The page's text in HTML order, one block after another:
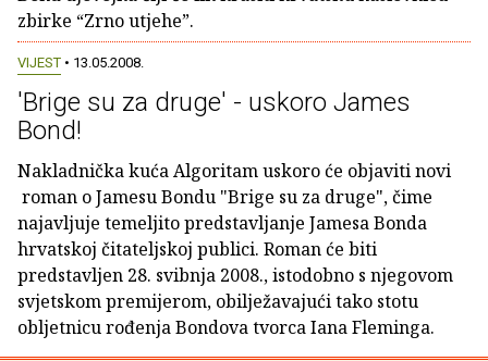
zbirke “Zrno utjehe”.
VIJEST • 13.05.2008.
'Brige su za druge' - uskoro James
Bond!
Nakladnička kuća Algoritam uskoro će objaviti novi
roman o Jamesu Bondu "Brige su za druge", čime
najavljuje temeljito predstavljanje Jamesa Bonda
hrvatskoj čitateljskoj publici. Roman će biti
predstavljen 28. svibnja 2008., istodobno s njegovom
svjetskom premijerom, obilježavajući tako stotu
obljetnicu rođenja Bondova tvorca Iana Fleminga.